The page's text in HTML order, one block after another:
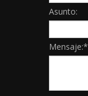
Asunto:
Mensaje:*